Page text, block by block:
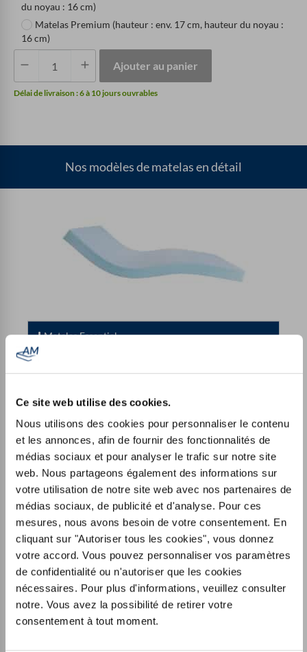
Ce site web utilise des cookies.
Nous utilisons des cookies pour personnaliser le contenu
et les annonces, afin de fournir des fonctionnalités de
médias sociaux et pour analyser le trafic sur notre site
web. Nous partageons également des informations sur
votre utilisation de notre site web avec nos partenaires de
médias sociaux, de publicité et d'analyse. Pour ces
mesures, nous avons besoin de votre consentement. En
cliquant sur "Autoriser tous les cookies", vous donnez
votre accord. Vous pouvez personnaliser vos paramètres
de confidentialité ou n'autoriser que les cookies
nécessaires. Pour plus d'informations, veuillez consulter
notre. Vous avez la possibilité de retirer votre
consentement à tout moment.
du noyau : 16 cm)
Matelas Premium (hauteur : env. 17 cm, hauteur du noyau :
16 cm)
rectangulaire
Quantité
Ajouter au panier
Délai de livraison :6 à 10 jours ouvrables
Nos modèles de matelas en détail
Matelas Essentiel
Mousse froide confort